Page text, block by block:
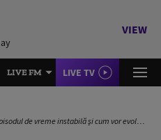
VIEW
LIVE FM LIVE TV
și cum vor evolua temperaturile. Meteorolog ANM: De marți, urmează o răcire a vremii